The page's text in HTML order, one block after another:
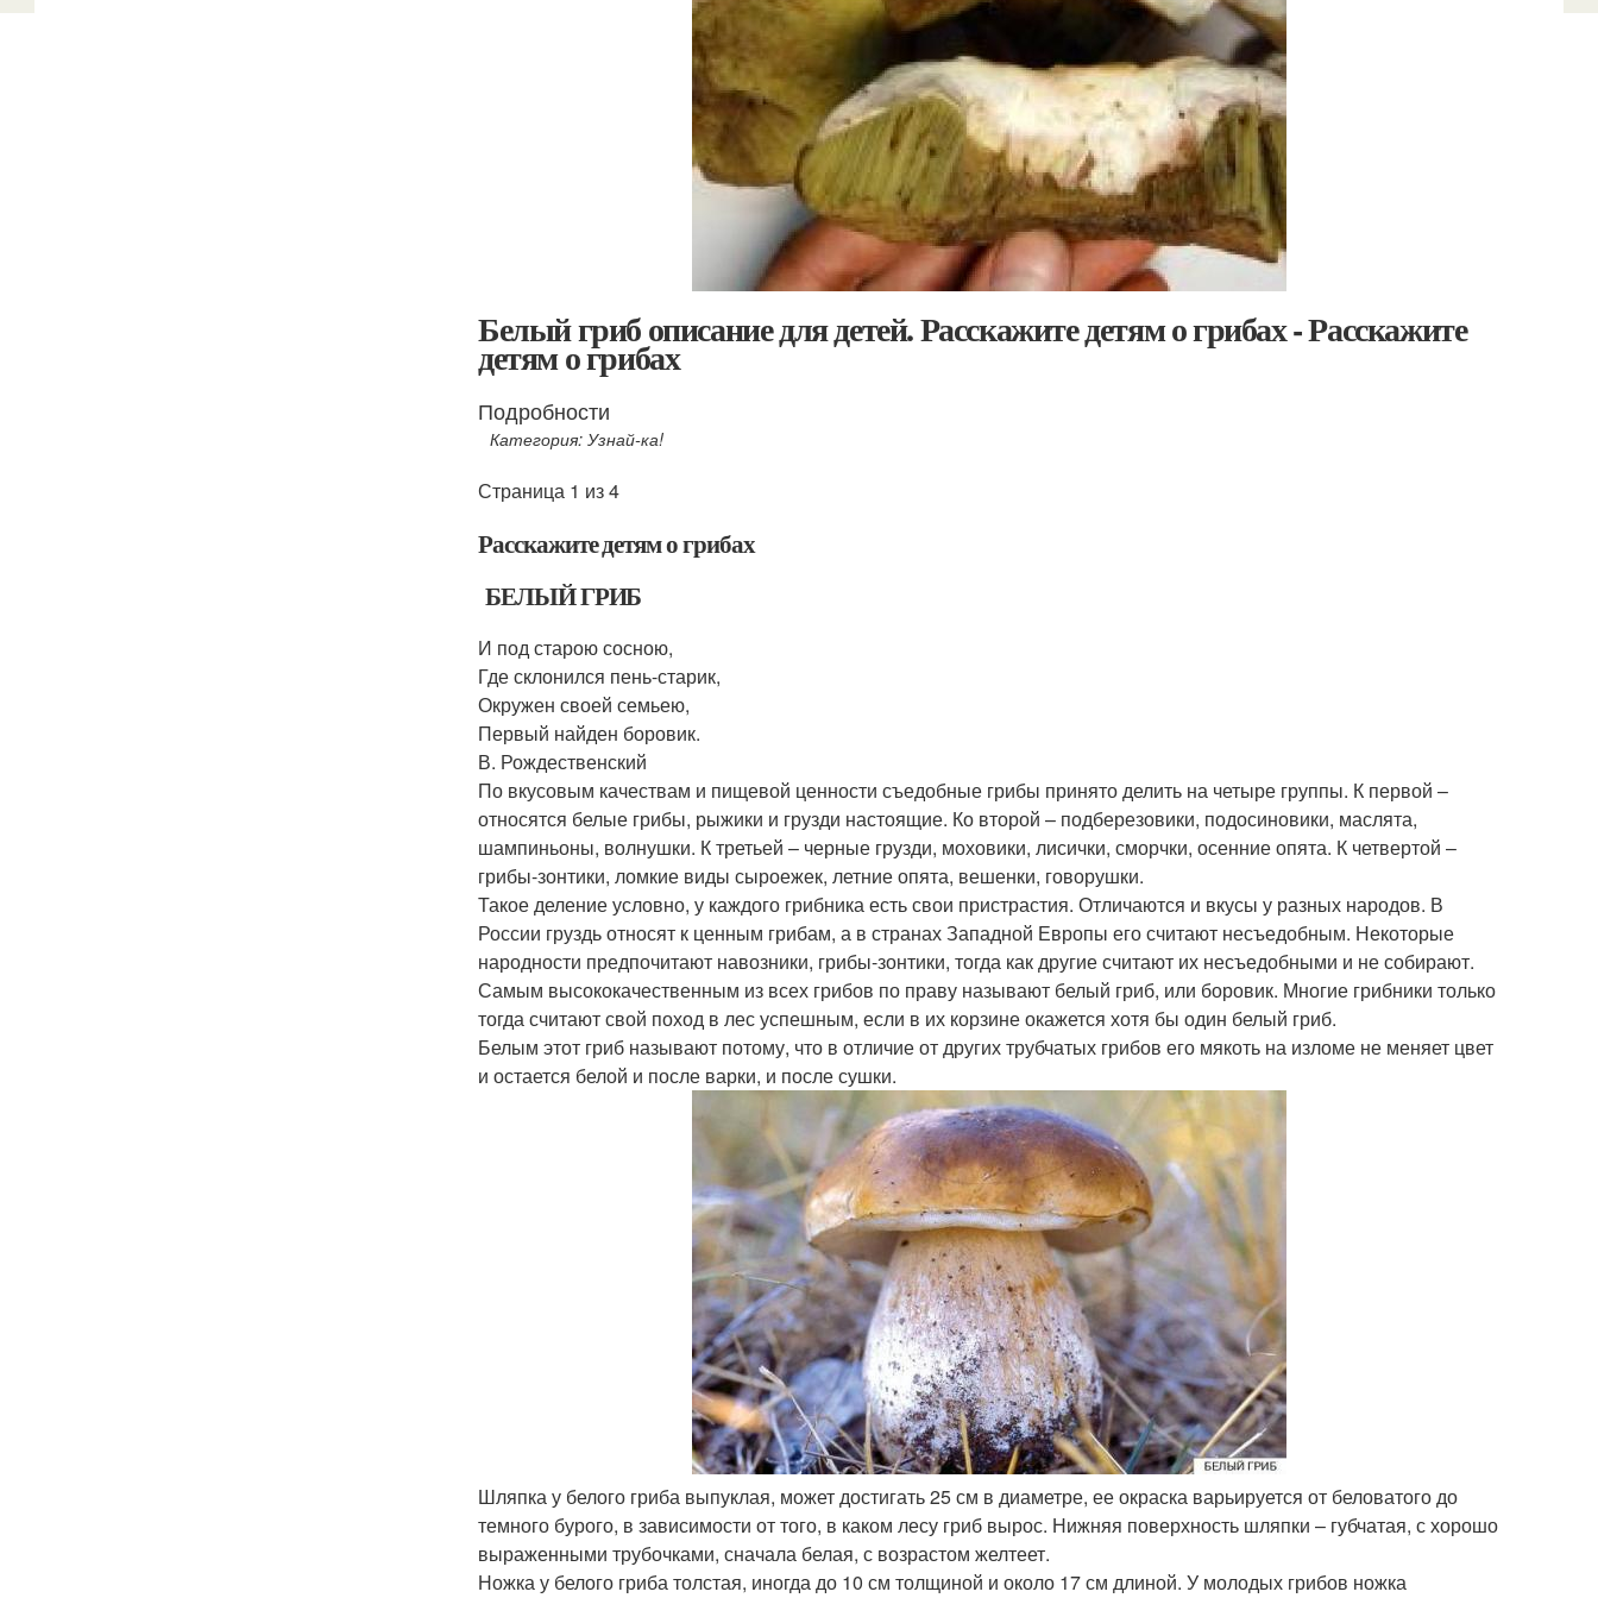
Белый гриб описание для детей. Расскажите детям о грибах - Расскажите
детям о грибах
Подробности
Категория: Узнай-ка!
Страница 1 из 4
Расскажите детям о грибах
БЕЛЫЙ ГРИБ
И под старою сосною,
Где склонился пень-старик,
Окружен своей семьею,
Первый найден боровик.
В. Рождественский
По вкусовым качествам и пищевой ценности съедобные грибы принято делить на четыре группы. К первой –
относятся белые грибы, рыжики и грузди настоящие. Ко второй – подберезовики, подосиновики, маслята,
шампиньоны, волнушки. К третьей – черные грузди, моховики, лисички, сморчки, осенние опята. К четвертой –
грибы-зонтики, ломкие виды сыроежек, летние опята, вешенки, говорушки.
Такое деление условно, у каждого грибника есть свои пристрастия. Отличаются и вкусы у разных народов. В
России груздь относят к ценным грибам, а в странах Западной Европы его считают несъедобным. Некоторые
народности предпочитают навозники, грибы-зонтики, тогда как другие считают их несъедобными и не собирают.
Самым высококачественным из всех грибов по праву называют белый гриб, или боровик. Многие грибники только
тогда считают свой поход в лес успешным, если в их корзине окажется хотя бы один белый гриб.
Белым этот гриб называют потому, что в отличие от других трубчатых грибов его мякоть на изломе не меняет цвет
и остается белой и после варки, и после сушки.
Шляпка у белого гриба выпуклая, может достигать 25 см в диаметре, ее окраска варьируется от беловатого до
темного бурого, в зависимости от того, в каком лесу гриб вырос. Нижняя поверхность шляпки – губчатая, с хорошо
выраженными трубочками, сначала белая, с возрастом желтеет.
Ножка у белого гриба толстая, иногда до 10 см толщиной и около 17 см длиной. У молодых грибов ножка